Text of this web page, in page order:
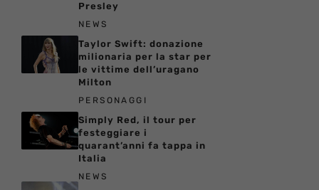
Presley
NEWS
Taylor Swift: donazione
milionaria per la star per
le vittime dell’uragano
Milton
PERSONAGGI
Simply Red, il tour per
festeggiare i
quarant’anni fa tappa in
Italia
NEWS